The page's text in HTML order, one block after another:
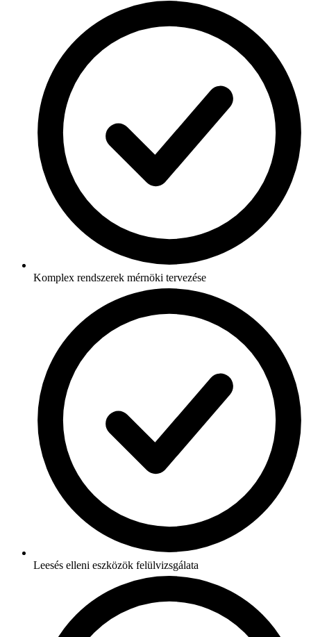
Komplex rendszerek mérnöki tervezése
Leesés elleni eszközök felülvizsgálata